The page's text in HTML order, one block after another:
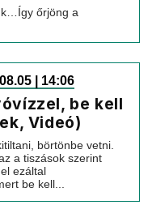
őrjöng a
| 14:06
be kell
Videó)
börtönbe vetni.
a tiszások szerint
ezáltal
be kell...